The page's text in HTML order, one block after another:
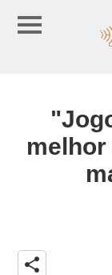
melhor
share